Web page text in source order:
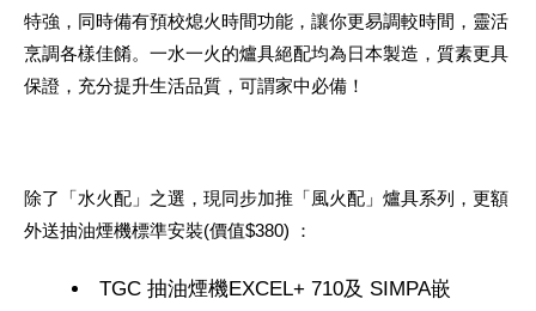
特強，同時備有預校熄火時間功能，讓你更易調較時間，靈活
烹調各樣佳餚。一水一火的爐具絕配均為日本製造，質素更具
保證，充分提升生活品質，可謂家中必備！
除了「水火配」之選，現同步加推「風火配」爐具系列，更額
外送抽油煙機標準安裝(價值$380) ：
TGC 抽油煙機EXCEL+ 710及 SIMPA嵌